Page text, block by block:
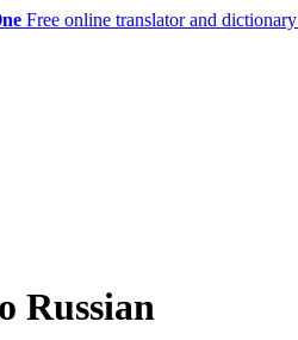
Free online translator and dictionary
Russian